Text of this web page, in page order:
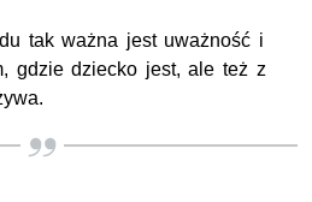
tak ważna jest uważność i
gdzie dziecko jest, ale też z